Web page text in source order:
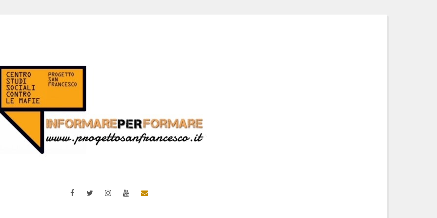
FacebookTwitterInstagramYouTubeEmail